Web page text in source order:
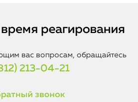
реагирования
вас вопросам, обращайтесь
213-04-21
звонок